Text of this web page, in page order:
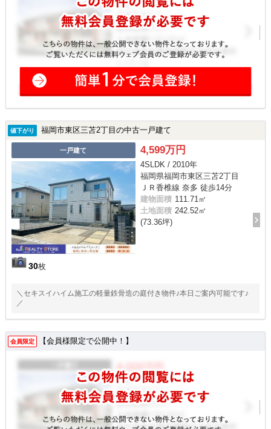
値下がり 福岡市東区三苫2丁目の中古一戸建て
一戸建て
30枚
4,599万円
4SLDK / 2010年
福岡県福岡市東区三苫2丁目
ＪＲ香椎線 奈多 徒歩14分
建物面積 111.71㎡
土地面積 242.52㎡
(73.36坪)
＼セキスイハイム施工の軽量鉄骨造の庭付き物件♪本日ご案内可能です♪
／
会員限定 【会員様限定で公開中！】